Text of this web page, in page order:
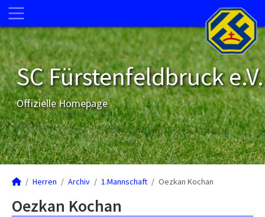
SC Fürstenfeldbruck e.V.
Offizielle Homepage
Herren Archiv 1.Mannschaft Oezkan Kochan
Oezkan Kochan